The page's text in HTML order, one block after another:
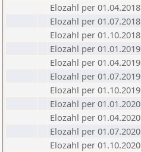
Elozahl per 01.04.2018
Elozahl per 01.07.2018
Elozahl per 01.10.2018
Elozahl per 01.01.2019
Elozahl per 01.04.2019
Elozahl per 01.07.2019
Elozahl per 01.10.2019
Elozahl per 01.01.2020
Elozahl per 01.04.2020
Elozahl per 01.07.2020
Elozahl per 01.10.2020